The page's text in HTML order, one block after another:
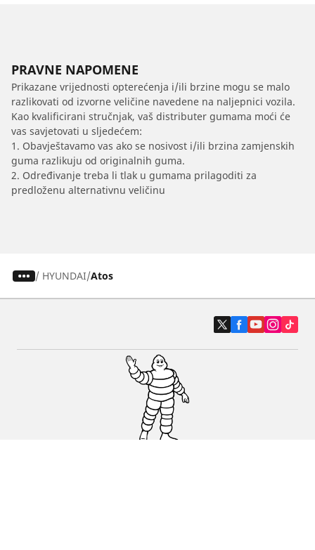
PRAVNE NAPOMENE
Prikazane vrijednosti opterećenja i/ili brzine mogu se malo
razlikovati od izvorne veličine navedene na naljepnici vozila.
Kao kvalificirani stručnjak, vaš distributer gumama moći će
vas savjetovati u sljedećem:
1. Obavještavamo vas ako se nosivost i/ili brzina zamjenskih
guma razlikuju od originalnih guma.
2. Određivanje treba li tlak u gumama prilagoditi za
predloženu alternativnu veličinu
/ HYUNDAI Atos